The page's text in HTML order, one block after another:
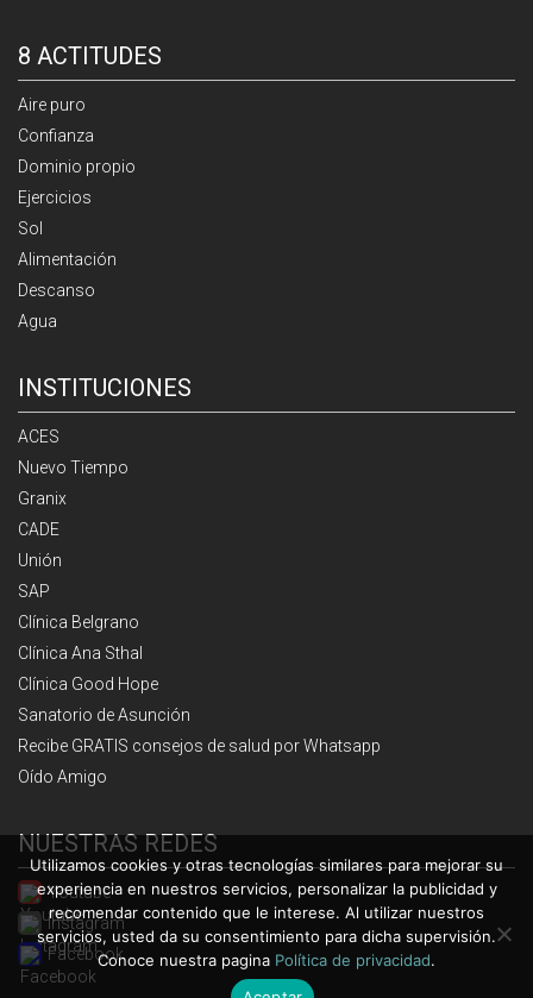
8 ACTITUDES
Aire puro
Confianza
Dominio propio
Ejercicios
Sol
Alimentación
Descanso
Agua
INSTITUCIONES
ACES
Nuevo Tiempo
Granix
CADE
Unión
SAP
Clínica Belgrano
Clínica Ana Sthal
Clínica Good Hope
Sanatorio de Asunción
Recibe GRATIS consejos de salud por Whatsapp
Oído Amigo
NUESTRAS REDES
Youtube
Instagram
Facebook
Utilizamos cookies y otras tecnologías similares para mejorar su
experiencia en nuestros servicios, personalizar la publicidad y
recomendar contenido que le interese. Al utilizar nuestros
servicios, usted da su consentimiento para dicha supervisión.
Conoce nuestra pagina Política de privacidad.